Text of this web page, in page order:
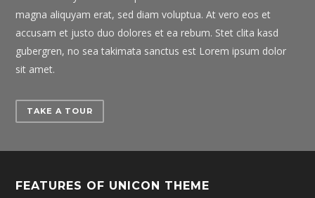
magna aliquyam erat, sed diam voluptua. At vero eos et
accusam et justo duo dolores et ea rebum. Stet clita kasd
gubergren, no sea takimata sanctus est Lorem ipsum dolor
sit amet.
TAKE A TOUR
FEATURES OF UNICON THEME